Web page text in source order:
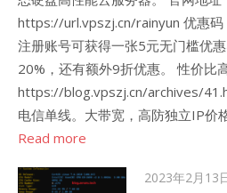
https://url.vpszj.cn/rainyun 优惠
注册账号可获得一张5元无门槛优
20%，还有额外9折优惠。 性价比
https://blog.vpszj.cn/archives/
电信单线。大带宽，高防独立IP价
Read more
Posted
2023年2月13